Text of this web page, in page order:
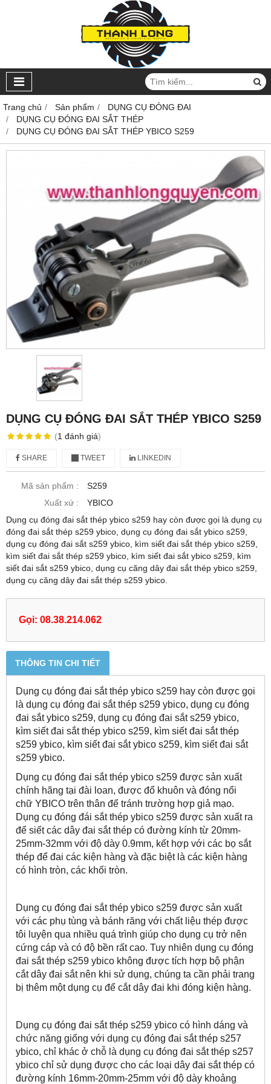
Trang chủ Sản phẩm
DỤNG CỤ ĐÓNG ĐAI
DỤNG CỤ ĐÓNG ĐAI SẮT THÉP
DỤNG CỤ ĐÓNG ĐAI SẮT THÉP YBICO S259
DỤNG CỤ ĐÓNG ĐAI SẮT THÉP YBICO S259
(1 đánh giá)
SHARE TWEET LINKEDIN
Mã sản phẩm :
S259
Xuất xứ :
YBICO
Dụng cụ đóng đai sắt thép ybico s259 hay còn được gọi là dụng cụ
đóng đai sắt thép s259 ybico, dụng cụ đóng đai sắt ybico s259,
dụng cụ đóng đai sắt s259 ybico, kìm siết đai sắt thép ybico s259,
kìm siết đai sắt thép s259 ybico, kìm siết đai sắt ybico s259, kìm
siết đai sắt s259 ybico, dụng cụ căng dây đai sắt thép ybico s259,
dụng cụ căng dây đai sắt thép s259 ybico.
Gọi: 08.38.214.062
THÔNG TIN CHI TIẾT
Dụng cụ đóng đai sắt thép ybico s259 hay còn được gọi
là dụng cụ đóng đai sắt thép s259 ybico, dụng cụ đóng
đai sắt ybico s259, dụng cụ đóng đai sắt s259 ybico,
kìm siết đai sắt thép ybico s259, kìm siết đai sắt thép
s259 ybico, kìm siết đai sắt ybico s259, kìm siết đai sắt
s259 ybico.
Dụng cụ đóng đai sắt thép ybico s259 được sản xuất
chính hãng tại đài loan, được đổ khuôn và đóng nổi
chữ YBICO trên thân để tránh trường hợp giả mạo.
Dụng cụ đóng đái sắt thép ybico s259 được sản xuất ra
để siết các dây đai sắt thép có đường kính từ 20mm-
25mm-32mm với độ dày 0.9mm, kết hợp với các bọ sắt
thép để đai các kiện hàng và đặc biệt là các kiện hàng
có hình tròn, các khối tròn.
Dụng cụ đóng đai sắt thép ybico s259 được sản xuất
với các phụ tùng và bánh răng với chất liệu thép được
tôi luyện qua nhiều quá trình giúp cho dụng cụ trở nên
cứng cáp và có độ bền rất cao. Tuy nhiên dụng cụ đóng
đai sắt thép s259 ybico không được tích hợp bộ phận
cắt dây đai sắt nên khi sử dụng, chúng ta cần phải trang
bị thêm một dụng cụ để cắt dây đai khi đóng kiện hàng.
Dụng cụ đóng đai sắt thép s259 ybico có hình dáng và
chức năng giống với dụng cụ đóng đai sắt thép s257
ybico, chỉ khác ở chỗ là dụng cụ đóng đai sắt thép s257
ybico chỉ sử dụng được cho các loại dây đai sắt thép có
đường kính 16mm-20mm-25mm với độ dày khoảng